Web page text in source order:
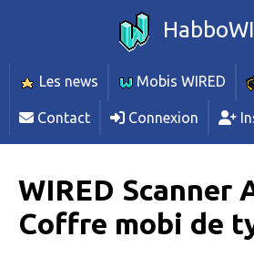
Les news Mobis WIRED
Contact Connexion
WIRED Scanner
Coffre mobi de